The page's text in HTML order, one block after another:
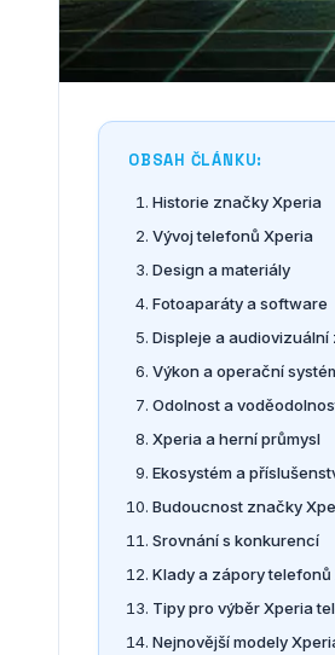
OBSAH ČLÁNKU:
Historie značky Xperia
Vývoj telefonů Xperia
Design a materiály
Fotoaparáty a software
Displeje a audiovizuální
Výkon a operační
Odolnost a
Xperia a herní průmysl
Ekosystém a
Budoucnost značky
Srovnání s konkurencí
Klady a zápory telefonů
Tipy pro výběr Xperia
Nejnovější modely